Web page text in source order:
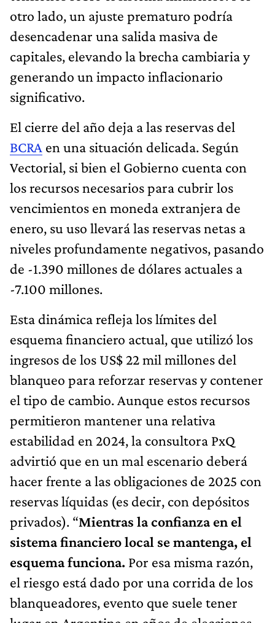
otro lado, un ajuste prematuro podría
desencadenar una salida masiva de
capitales, elevando la brecha cambiaria y
generando un impacto inflacionario
significativo.
El cierre del año deja a las reservas del
BCRA en una situación delicada. Según
Vectorial, si bien el Gobierno cuenta con
los recursos necesarios para cubrir los
vencimientos en moneda extranjera de
enero, su uso llevará las reservas netas a
niveles profundamente negativos, pasando
de -1.390 millones de dólares actuales a
-7.100 millones.
Esta dinámica refleja los límites del
esquema financiero actual, que utilizó los
ingresos de los US$ 22 mil millones del
blanqueo para reforzar reservas y contener
el tipo de cambio. Aunque estos recursos
permitieron mantener una relativa
estabilidad en 2024, la consultora PxQ
advirtió que en un mal escenario deberá
hacer frente a las obligaciones de 2025 con
reservas líquidas (es decir, con depósitos
privados). “Mientras la confianza en el
sistema financiero local se mantenga, el
esquema funciona. Por esa misma razón,
el riesgo está dado por una corrida de los
blanqueadores, evento que suele tener